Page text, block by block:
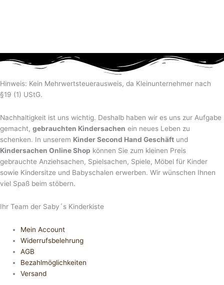
Hinweis: Kein Mehrwertsteuerausweis, da Kleinunternehmer nach
§19 (1) UStG.
Nachhaltigkeit ist uns wichtig. Deshalb haben wir es uns zur Aufgabe
gemacht, gebrauchten Kindersachen ein neues Leben zu
schenken. In unserem Kinder Second Hand Geschäft und
Kindersachen Online Shop können Sie zum kleinen Preis
gebrauchte Anziehsachen, Spiel­sachen, Spiele, Möbel für Kinder
sowie Kindersitze und Babyschalen erwerben. Wir wünschen Ihnen
viel Spaß beim stöbern.
Ihr Team der Saby´s Kinderkiste
Mein Account
Widerrufsbelehrung
AGB
Bezahlmöglichkeiten
Versand